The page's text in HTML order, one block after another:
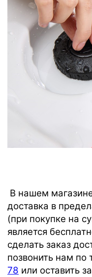
В нашем
доставка в
(при покупке на
является
сделать заказ
позвонить нам по
78 или оставить